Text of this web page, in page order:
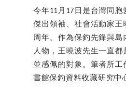
今年11月17日是台灣同胞
傑出領袖、社會活動家王
周年。作為保釣先鋒與島
人物，王曉波先生一直都
並感佩的對象。筆者所工
書館保釣資料收藏研究中